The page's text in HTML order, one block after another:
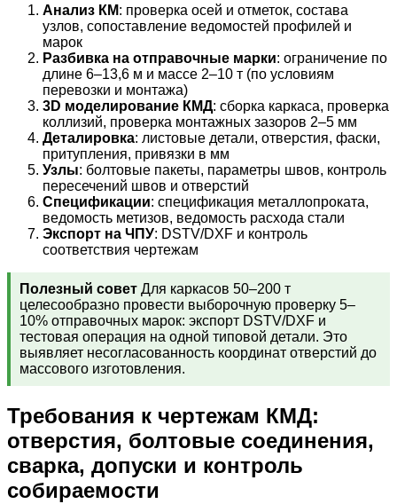
Анализ КМ: проверка осей и отметок, состава
узлов, сопоставление ведомостей профилей и
марок
Разбивка на отправочные марки: ограничение по
длине 6–13,6 м и массе 2–10 т (по условиям
перевозки и монтажа)
3D моделирование КМД: сборка каркаса, проверка
коллизий, проверка монтажных зазоров 2–5 мм
Деталировка: листовые детали, отверстия, фаски,
притупления, привязки в мм
Узлы: болтовые пакеты, параметры швов, контроль
пересечений швов и отверстий
Спецификации: спецификация металлопроката,
ведомость метизов, ведомость расхода стали
Экспорт на ЧПУ: DSTV/DXF и контроль
соответствия чертежам
Полезный совет Для каркасов 50–200 т
целесообразно провести выборочную проверку 5–
10% отправочных марок: экспорт DSTV/DXF и
тестовая операция на одной типовой детали. Это
выявляет несогласованность координат отверстий до
массового изготовления.
Требования к чертежам КМД:
отверстия, болтовые соединения,
сварка, допуски и контроль
собираемости